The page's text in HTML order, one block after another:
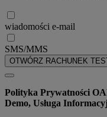
wiadomości e-mail
SMS/MMS
OTWÓRZ RACHUNEK
Polityka Prywatności
Demo, Usługa